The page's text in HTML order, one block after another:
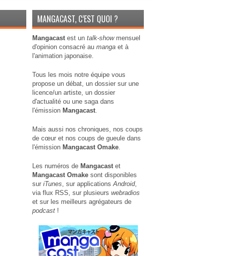
MANGACAST, C’EST QUOI ?
Mangacastest un talk-showmensuel
d'opinion consacré au manga et à
l'animation japonaise.
Tous les mois notre équipe vous
propose un débat, un dossier sur une
licence/un artiste, un dossier
d'actualité ou une saga dans
l'émission Mangacast.
Mais aussi nos chroniques, nos coups
de cœur et nos coups de gueule dans
l'émission Mangacast Omake.
Les numéros de Mangacastet
Mangacast Omake sont disponibles
sur iTunes, sur applicationsAndroid,
via flux RSS, sur plusieurs webradios
et sur les meilleurs agrégateurs de
podcast !